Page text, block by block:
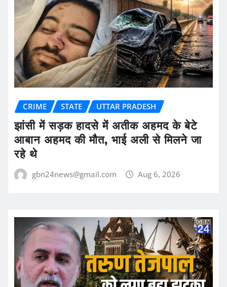
CRIME STATE UTTAR PRADESH
झांसी में सड़क हादसे में अतीक अहमद के बेटे
आबान अहमद की मौत, भाई अली से मिलने जा
रहे थे
gbn24news@gmail.com Aug 6, 2026